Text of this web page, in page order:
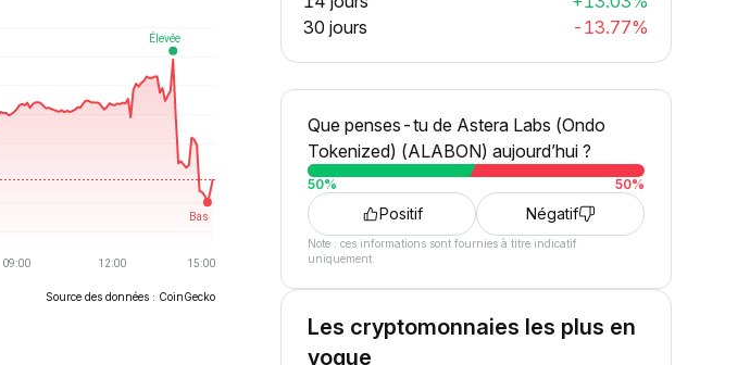
Source des données : CoinGecko
30 jours
-13.77%
Que penses-tu de Astera Labs (Ondo
Tokenized) (ALABON) aujourd’hui ?
50% 50%
Positif Négatif
Note : ces informations sont fournies à titre indicatif
uniquement.
Les cryptomonnaies les plus en
vogue